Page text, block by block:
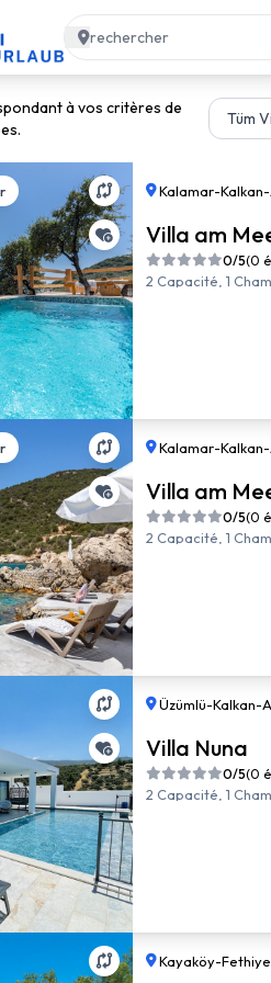
à vos critères de
Kalamar-Kalkan-
Villa am
0/5(0
2 Capacité, 1
Kalamar-Kalkan-
Villa am
0/5(0
2 Capacité, 1
Üzümlü-Kalkan-
Villa Nuna
0/5(0
2 Capacité, 1
Kayaköy-Fethiye